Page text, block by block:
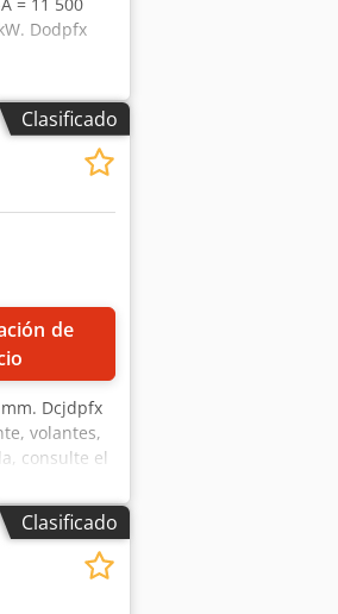
Dodpfx
Clasificado
Dcjdpfx
volantes,
consulte el
Clasificado